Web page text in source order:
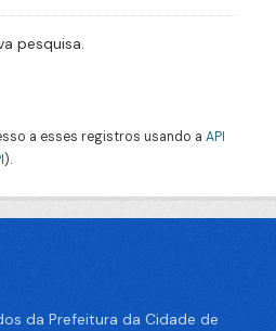
pesquisa.
a esses registros usando a API
).
da Prefeitura da Cidade de